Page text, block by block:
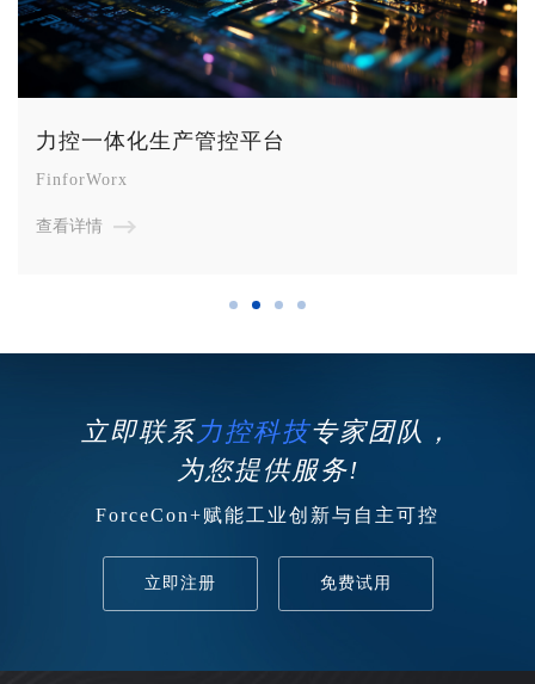
力控一体化生产管控平台
FinforWorx
查看详情
立即联系力控科技专家团队，
为您提供服务!
ForceCon+赋能工业创新与自主可控
立即注册 免费试用